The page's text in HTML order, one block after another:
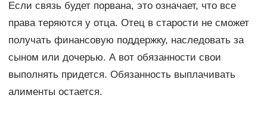
Если связь будет порвана, это означает, что все
права теряются у отца. Отец в старости не сможет
получать финансовую поддержку, наследовать за
сыном или дочерью. А вот обязанности свои
выполнять придется. Обязанность выплачивать
алименты остается.